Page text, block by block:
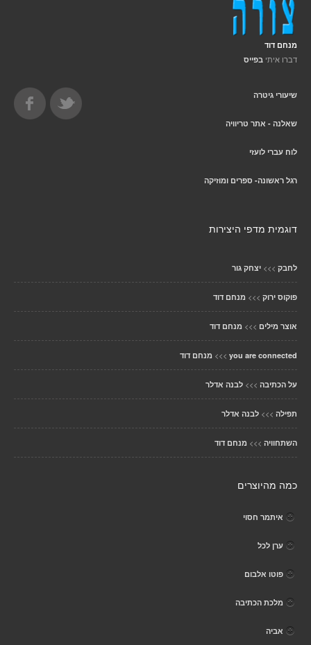
מנחם דוד
דברו איתי בפייס
שיעורי גיטרה
שאלנה - אתר טריוויה
לוח עברי לועזי
רגל ראשונה- ספרים ומוזיקה
דוגמית מדפי היצירות
לחבק >>> יצחק גור
פוקוס ירוק >>> מנחם דוד
אוצר מילים >>> מנחם דוד
you are connected
>>> מנחם דוד
על הכתיבה >>> לבנה אדלר
תפילה >>> לבנה אדלר
השתחוויה >>> מנחם דוד
כמה מהיוצרים
איתמר חסוי
ערן לכל
פוטו אלבום
מלכת הכתיבה
אביה